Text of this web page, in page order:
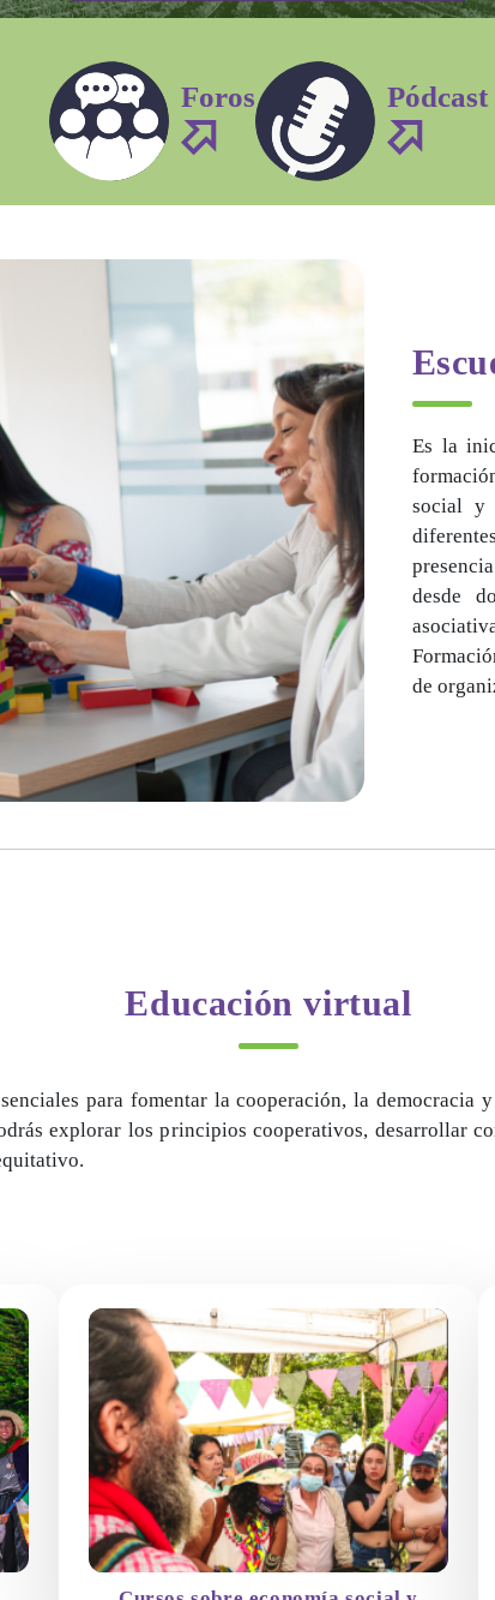
Foros Pódcast
Es la
social y
desde
de
Educación virtual
para fomentar la cooperación, la
explorar los principios cooperativos, desarrollar